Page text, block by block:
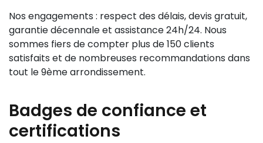
Nos engagements : respect des délais, devis gratuit,
garantie décennale et assistance 24h/24. Nous
sommes fiers de compter plus de 150 clients
satisfaits et de nombreuses recommandations dans
tout le 9ème arrondissement.
Badges de confiance et
certifications